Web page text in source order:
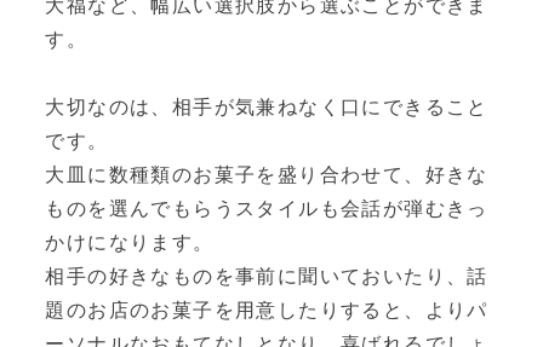
大福など、幅広い選択肢から選ぶことができま
す。
大切なのは、相手が気兼ねなく口にできること
です。
大皿に数種類のお菓子を盛り合わせて、好きな
ものを選んでもらうスタイルも会話が弾むきっ
かけになります。
相手の好きなものを事前に聞いておいたり、話
題のお店のお菓子を用意したりすると、よりパ